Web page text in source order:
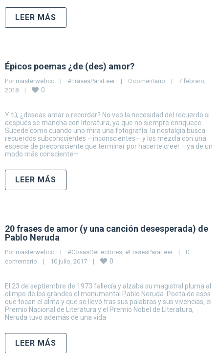
LEER MÁS
Épicos poemas ¿de (des) amor?
Por masterwebcc | #FrasesParaLeer | 0 comentario |
7 febrero,
2018 | 0
Y tú, ¿deseas amar o recordar? No veo la necesidad del recuerdo si
después se mancha con literatura, ya que no siempre enriquece.
Sucede como cuando uno mira una fotografía: la nostalgia busca
recuerdos subconscientes —inconscientes— y los mezcla con una
especie de preconsciente que terminar por hacerte creer —ya de un
modo más consciente—
LEER MÁS
20 frases de amor (y una canción desesperada) de
Pablo Neruda
Por masterwebcc | #CosasDeLectores, #FrasesParaLeer |
0
comentario
| 10 julio, 2017 | 0
El 23 de septiembre de 1973 fallecía y alzaba su magistral pluma al
olimpo de los grandes el monumental Pablo Neruda. Poeta de esos
que tocan el alma y que se llevó tras sus palabras y sus vivencias, el
Premio Nacional de Literatura y el Premio Nobel de Literatura,
Neruda tuvo además de una vida
LEER MÁS